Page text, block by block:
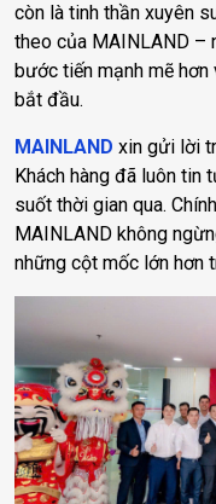
còn là tinh thần xuyên
theo của MAINLAND –
bước tiến mạnh mẽ
bắt đầu.
MAINLAND xin gửi lời
Khách hàng đã luôn tin
suốt thời gian qua.
MAINLAND không
những cột mốc lớn hơn